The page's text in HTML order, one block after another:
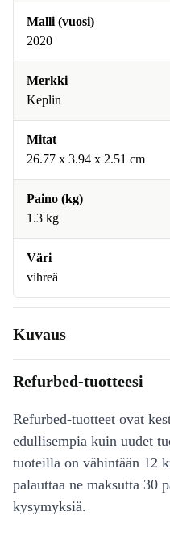
Malli (vuosi)
2020
Merkki
Keplin
Mitat
26.77 x 3.94 x 2.51 cm
Paino (kg)
1.3 kg
Väri
vihreä
Kuvaus
Refurbed-tuotteesi
Refurbed-tuotteet ovat
edullisempia kuin uudet
tuoteilla on vähintään 12
palauttaa ne maksutta 30
kysymyksiä.